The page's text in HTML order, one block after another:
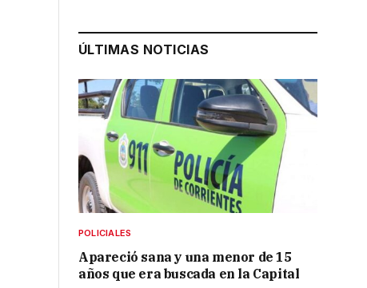
ÚLTIMAS NOTICIAS
POLICIALES
Apareció sana y una menor de 15
años que era buscada en la Capital